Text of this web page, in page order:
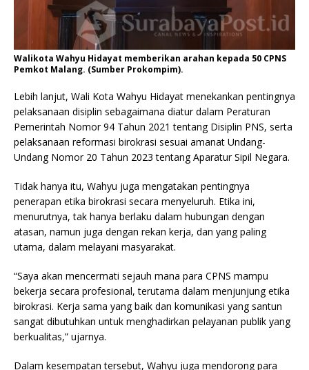
Walikota Wahyu Hidayat memberikan arahan kepada 50 CPNS
Pemkot Malang. (Sumber Prokompim).
Lebih lanjut, Wali Kota Wahyu Hidayat menekankan pentingnya
pelaksanaan disiplin sebagaimana diatur dalam Peraturan
Pemerintah Nomor 94 Tahun 2021 tentang Disiplin PNS, serta
pelaksanaan reformasi birokrasi sesuai amanat Undang-
Undang Nomor 20 Tahun 2023 tentang Aparatur Sipil Negara.
Tidak hanya itu, Wahyu juga mengatakan pentingnya
penerapan etika birokrasi secara menyeluruh. Etika ini,
menurutnya, tak hanya berlaku dalam hubungan dengan
atasan, namun juga dengan rekan kerja, dan yang paling
utama, dalam melayani masyarakat.
“Saya akan mencermati sejauh mana para CPNS mampu
bekerja secara profesional, terutama dalam menjunjung etika
birokrasi. Kerja sama yang baik dan komunikasi yang santun
sangat dibutuhkan untuk menghadirkan pelayanan publik yang
berkualitas,” ujarnya.
Dalam kesempatan tersebut, Wahyu juga mendorong para